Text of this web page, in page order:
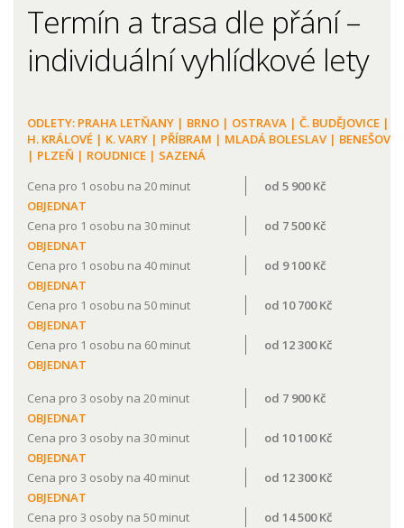
Termín a trasa dle přání –
individuální vyhlídkové lety
ODLETY: PRAHA LETŇANY | BRNO | OSTRAVA | Č. BUDĚJOVICE |
H. KRÁLOVÉ | K. VARY | PŘÍBRAM | MLADÁ BOLESLAV | BENEŠOV
| PLZEŇ | ROUDNICE | SAZENÁ
Cena pro 1 osobu na 20 minut
od 5 900 Kč
OBJEDNAT
Cena pro 1 osobu na 30 minut
od 7 500 Kč
OBJEDNAT
Cena pro 1 osobu na 40 minut
od 9 100 Kč
OBJEDNAT
Cena pro 1 osobu na 50 minut
od 10 700 Kč
OBJEDNAT
Cena pro 1 osobu na 60 minut
od 12 300 Kč
OBJEDNAT
Cena pro 3 osoby na 20 minut
od 7 900 Kč
OBJEDNAT
Cena pro 3 osoby na 30 minut
od 10 100 Kč
OBJEDNAT
Cena pro 3 osoby na 40 minut
od 12 300 Kč
OBJEDNAT
Cena pro 3 osoby na 50 minut
od 14 500 Kč